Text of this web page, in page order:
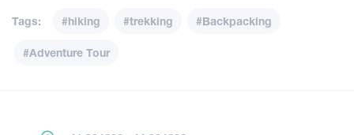
Tags: #hiking #trekking #Backpacking
#Adventure Tour